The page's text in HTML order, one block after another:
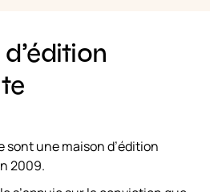
sont une maison d’édition
2009.